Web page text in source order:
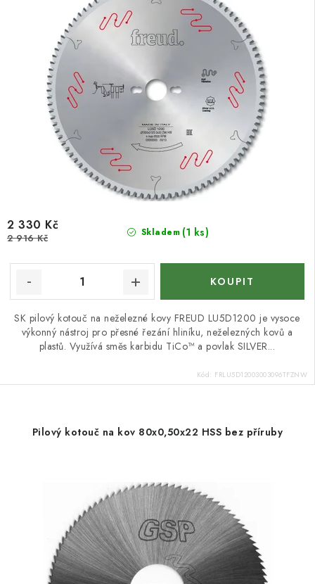
Skladem (1 ks)
2 330 Kč
2 916 Kč
SK pilový kotouč na neželezné kovy FREUD LU5D1200 je vysoce
výkonný nástroj pro přesné řezání hliníku, neželezných kovů a
plastů. Využívá směs karbidu TiCo™ a povlak SILVER...
Kód: FRLU5D12003003096TFZNW
Pilový kotouč na kov 80x0,50x22 HSS bez příruby